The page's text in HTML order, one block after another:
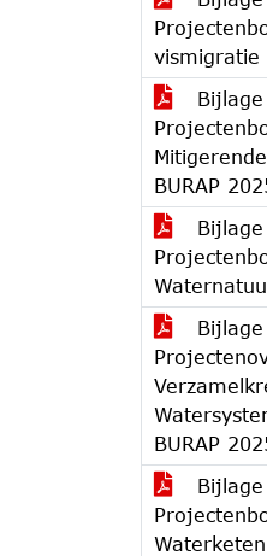
vismigratie
BURAP
BURAP